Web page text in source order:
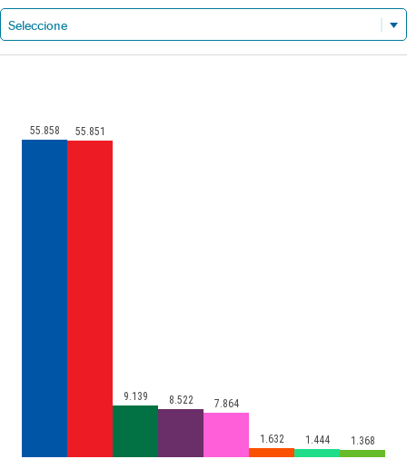
55.858 55.851
9.139 8.522 7.864
1.632 1.444 1.368